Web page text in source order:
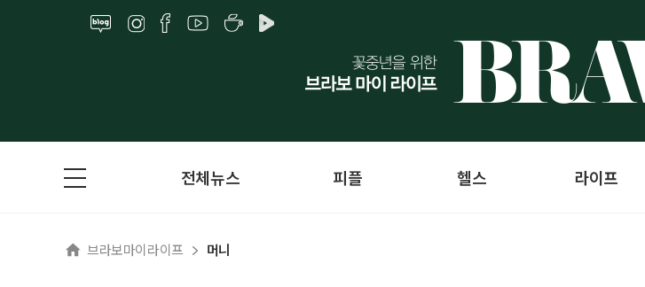
전체뉴스 피플 헬스 라이프
브라보마이라이프 머니